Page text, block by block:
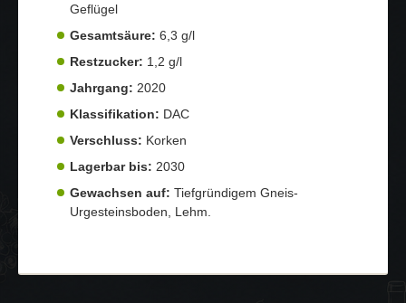
Geflügel
Gesamtsäure: 6,3 g/l
Restzucker: 1,2 g/l
Jahrgang: 2020
Klassifikation: DAC
Verschluss: Korken
Lagerbar bis: 2030
Gewachsen auf: Tiefgründigem Gneis-
Urgesteinsboden, Lehm.